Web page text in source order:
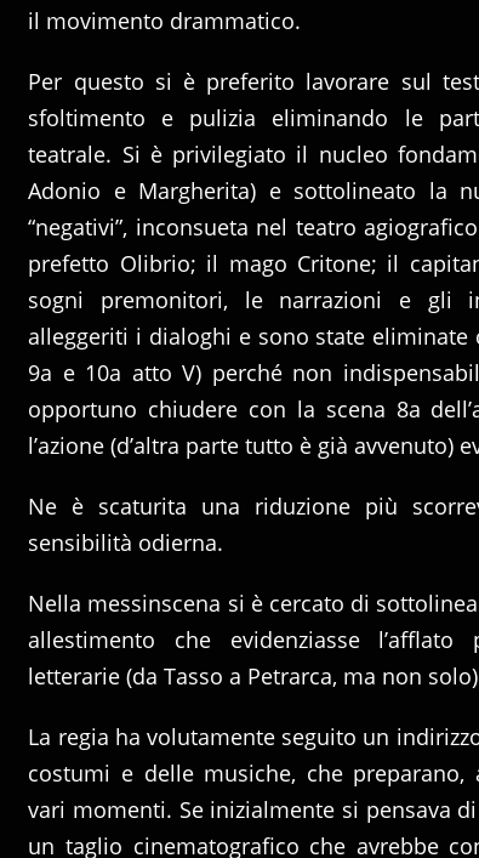
il movimento drammatico.
Per questo si è preferito lavorare sul
sfoltimento e pulizia eliminando le
teatrale. Si è privilegiato il nucleo
Adonio e Margherita) e sottolineato la
“negativi”, inconsueta nel teatro
prefetto Olibrio; il mago Critone; il
sogni premonitori, le narrazioni e gli
alleggeriti i dialoghi e sono state eliminate
9a e 10a atto V) perché non
opportuno chiudere con la scena 8a
l’azione (d’altra parte tutto è già avvenuto)
Ne è scaturita una riduzione più
sensibilità odierna.
Nella messinscena si è cercato di
allestimento che evidenziasse
letterarie (da Tasso a Petrarca, ma non
La regia ha volutamente seguito un
costumi e delle musiche, che preparano,
vari momenti. Se inizialmente si pensava
un taglio cinematografico che avrebbe